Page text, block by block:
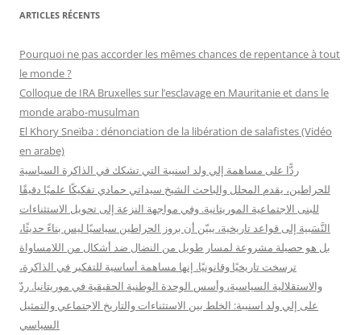
h
r
c
h
r
ARTICLES RÉCENTS
Pourquoi ne pas accorder les mêmes chances de repentance à tout
le monde ?
Colloque de IRA Bruxelles sur l’esclavage en Mauritanie et dans le
monde arabo-musulman
El Khory Sneïba : dénonciation de la libération de salafistes (Vidéo
en arabe)
ردًّا على مساهمة إلي ولد اسنيبة التي تشكك في الذاكرة السياسية
للحراطين، يقدم المحلل والباحث الشيخ سيداتي حمادي تفكيكًا علميًا دقيقًا
للبنى الاجتماعية الموريتانية. وفي مواجهة النزعة إلى تحويل الاستثناءات
النَّسَبية إلى قواعد تاريخية، يبيّن أن بروز الحراطين سياسيًا ليس بناءً حديثًا،
بل هو حصيلة مشروعة لمسار طويل من النضال ضد أشكال من اللامساواة
ترسخت تاريخيًا وقانونيًا. إنها مساهمة أساسية للتفكير في الذاكرة،
والاستقلالية السياسية، وأسس الوحدة الوطنية الحقيقية في موريتانيا. ردّ
على إلي ولد اسنيبة: الخلط بين الاستثناءات والتاريخ الاجتماعي والتمثيل
السياسي